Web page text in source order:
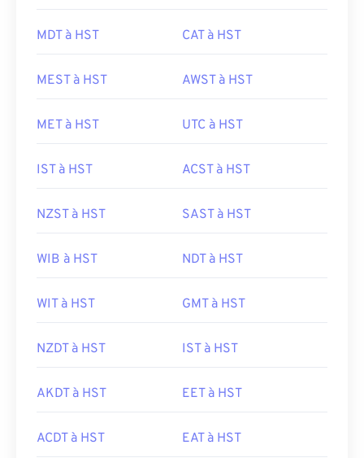
MDT à HST CAT à HST
MEST à HST AWST à HST
MET à HST UTC à HST
IST à HST ACST à HST
NZST à HST SAST à HST
WIB à HST NDT à HST
WIT à HST GMT à HST
NZDT à HST IST à HST
AKDT à HST EET à HST
ACDT à HST EAT à HST